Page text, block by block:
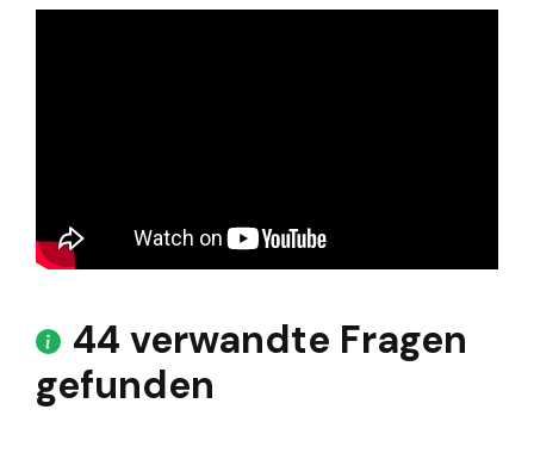
44 verwandte Fragen
gefunden